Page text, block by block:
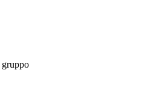
gruppo